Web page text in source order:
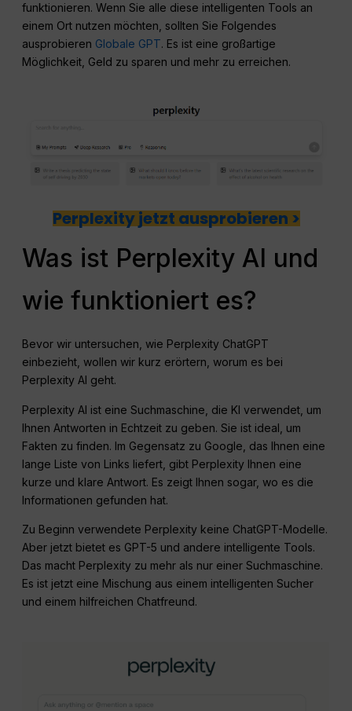
funktionieren. Wenn Sie alle diese intelligenten Tools an
einem Ort nutzen möchten, sollten Sie Folgendes
ausprobieren Globale GPT. Es ist eine großartige
Möglichkeit, Geld zu sparen und mehr zu erreichen.
Perplexity jetzt ausprobieren >
Was ist Perplexity AI und
wie funktioniert es?
Bevor wir untersuchen, wie Perplexity ChatGPT
einbezieht, wollen wir kurz erörtern, worum es bei
Perplexity AI geht.
Perplexity AI ist eine Suchmaschine, die KI verwendet, um
Ihnen Antworten in Echtzeit zu geben. Sie ist ideal, um
Fakten zu finden. Im Gegensatz zu Google, das Ihnen eine
lange Liste von Links liefert, gibt Perplexity Ihnen eine
kurze und klare Antwort. Es zeigt Ihnen sogar, wo es die
Informationen gefunden hat.
Zu Beginn verwendete Perplexity keine ChatGPT-Modelle.
Aber jetzt bietet es GPT-5 und andere intelligente Tools.
Das macht Perplexity zu mehr als nur einer Suchmaschine.
Es ist jetzt eine Mischung aus einem intelligenten Sucher
und einem hilfreichen Chatfreund.